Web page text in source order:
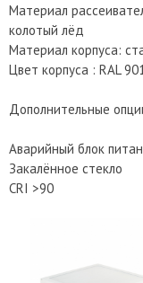
Материал
колотый лёд
Материал корпуса:
Цвет корпуса : RAL
Дополнительные
Аварийный блок
Закалённое стекло
CRI >90